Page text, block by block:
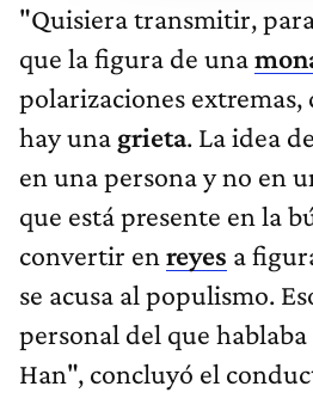
"Quisiera transmitir,
que la figura de una
polarizaciones
hay una grieta. La idea
en una persona y no en
que está presente en la
convertir en reyes a
se acusa al populismo.
personal del que
Han", concluyó el